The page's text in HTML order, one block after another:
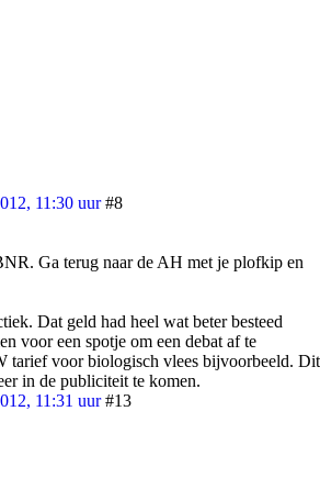
11:30 uur #8
Ga terug naar de AH met je plofkip en
Dat geld had heel wat beter besteed
voor een spotje om een debat af te
tarief voor biologisch vlees bijvoorbeeld. Dit
in de publiciteit te komen.
11:31 uur #13